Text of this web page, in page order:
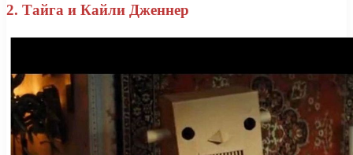
2. Тайга и Кайли Дженнер